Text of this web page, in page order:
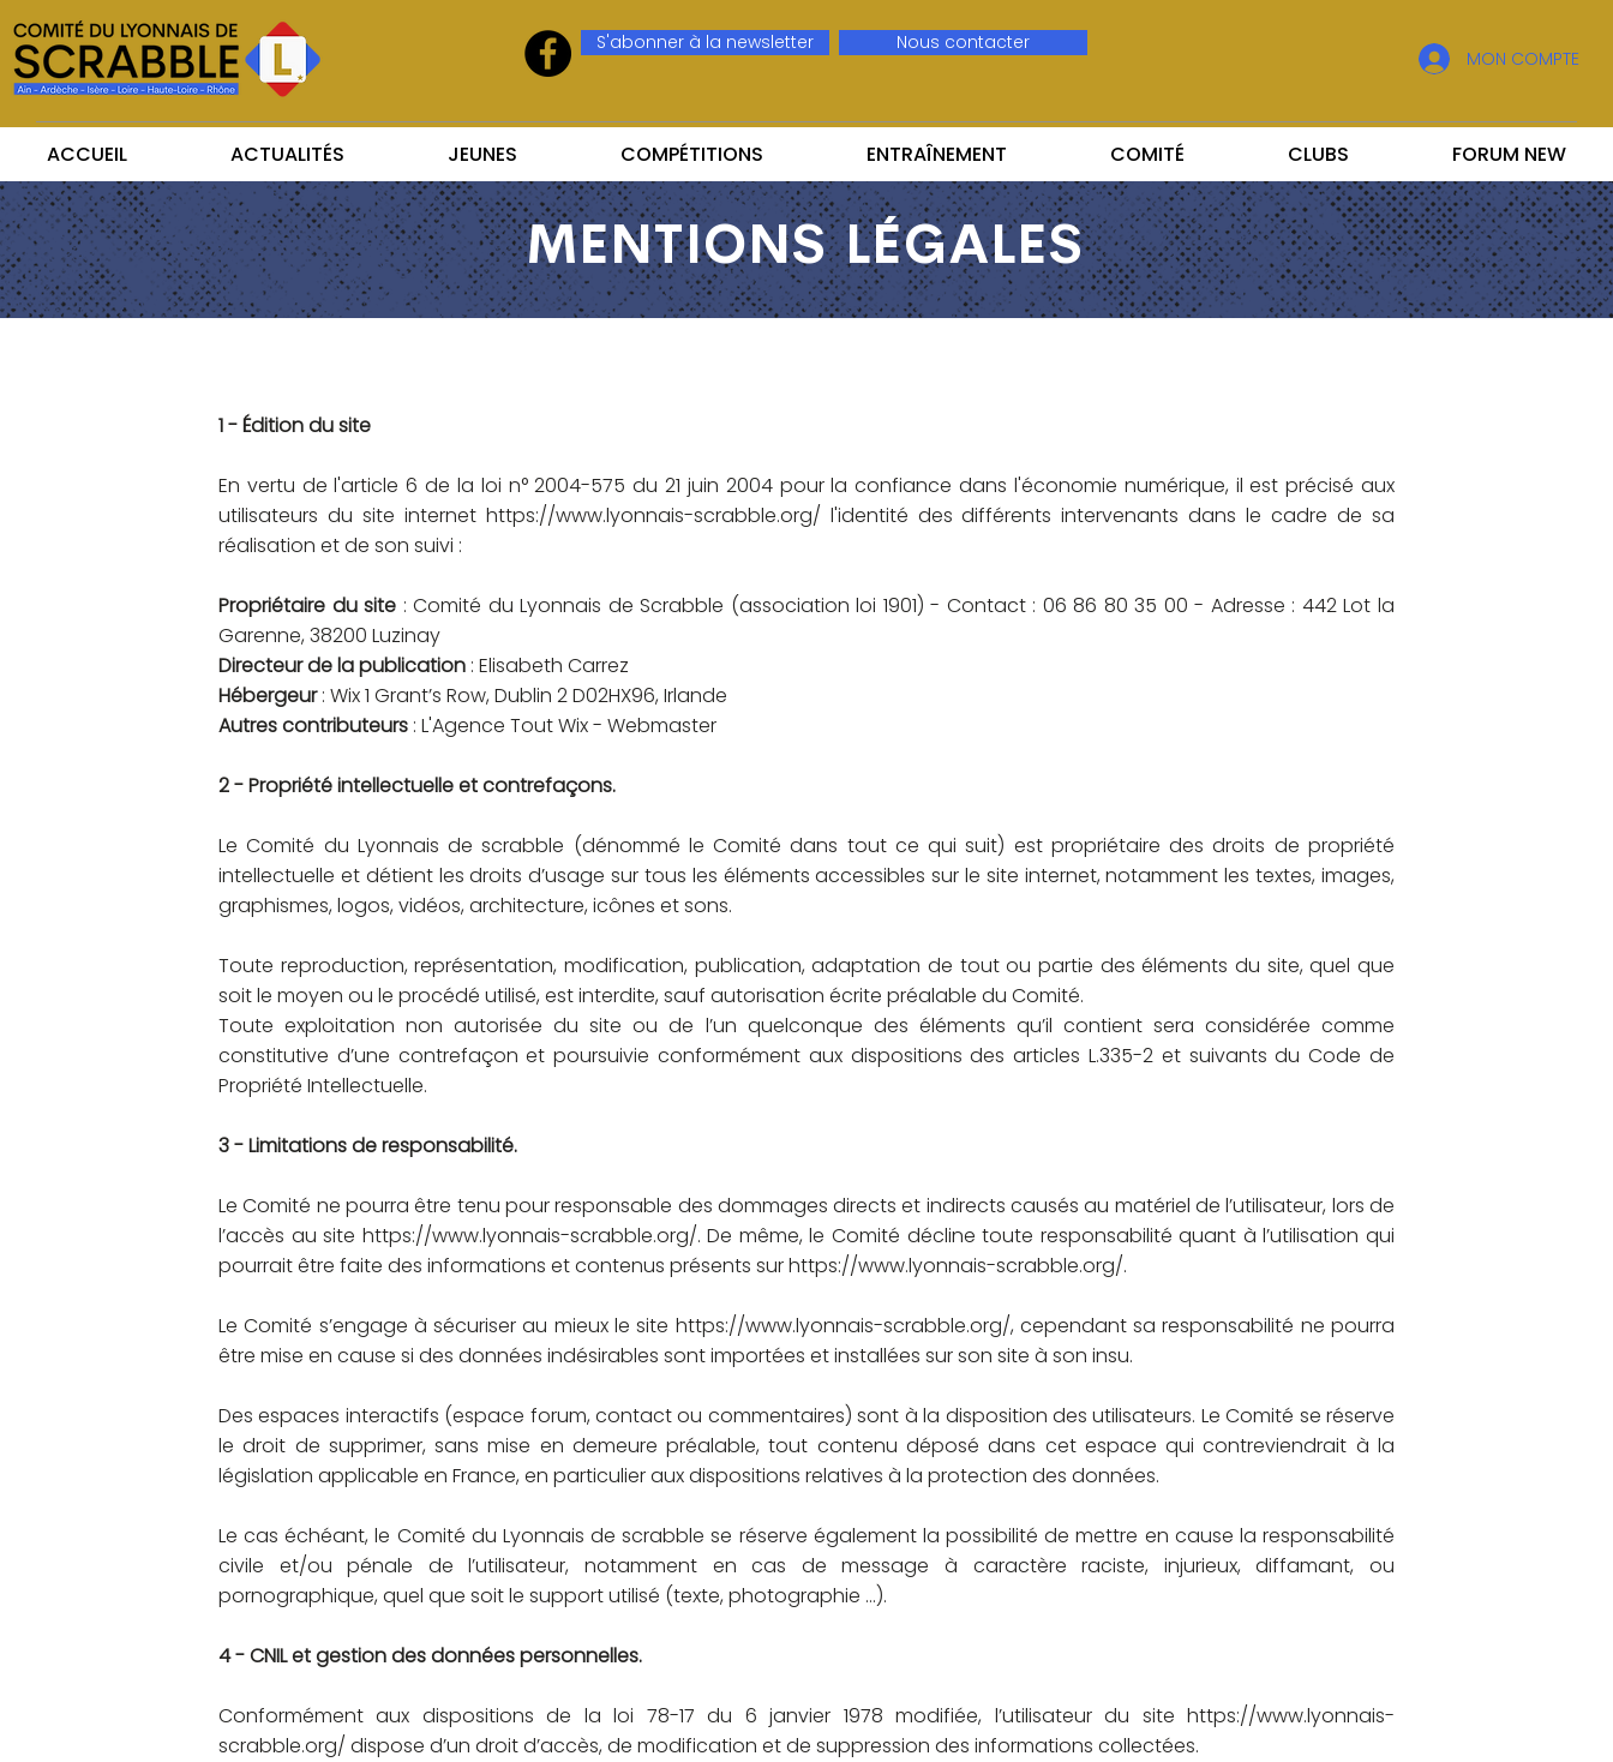
S'abonner à la newsletter Nous contacter
MON COMPTE
ACCUEIL ACTUALITÉS JEUNES COMPÉTITIONS ENTRAÎNEMENT COMITÉ CLUBS FORUM NEW
MENTIONS LÉGALES
1 - Édition du site
En vertu del'article 6 de la loi n° 2004-575 du 21 juin 2004pour la confiance dans l'économie numérique, il est précisé aux
utilisateurs du site internet https://www.lyonnais-scrabble.org/ l'identité des différents intervenants dans le cadre de sa
réalisation et de son suivi :
Propriétaire du site : Comité du Lyonnais de Scrabble (association loi 1901)- Contact : 06 86 80 35 00 - Adresse : 442 Lot la
Garenne, 38200 Luzinay
Directeur de la publication : Elisabeth Carrez
Hébergeur: Wix 1 Grant’s Row, Dublin 2 D02HX96, Irlande
Autres contributeurs : L'Agence Tout Wix - Webmaster
2 - Propriété intellectuelle et contrefaçons.
Le Comité du Lyonnais de scrabble (dénommé le Comité dans tout ce qui suit) est propriétaire des droits de propriété
intellectuelle et détient les droits d’usage sur tous les éléments accessibles sur le site internet, notamment les textes, images,
graphismes, logos, vidéos, architecture, icônes et sons.
Toute reproduction, représentation, modification, publication, adaptation de tout ou partie des éléments du site, quel que
soit le moyen ou le procédé utilisé, est interdite, sauf autorisation écrite préalable du Comité.
Toute exploitation non autorisée du site ou de l’un quelconque des éléments qu’il contient sera considérée comme
constitutive d’une contrefaçon et poursuivie conformément aux dispositions des articles L.335-2 et suivants du Code de
Propriété Intellectuelle.
3 - Limitations de responsabilité.
Le Comité ne pourra être tenu pour responsable des dommages directs et indirects causés au matériel de l’utilisateur, lors de
l’accès au site https://www.lyonnais-scrabble.org/. De même, le Comité décline toute responsabilité quant à l’utilisation qui
pourrait être faite des informations et contenus présents surhttps://www.lyonnais-scrabble.org/.
Le Comité s’engage à sécuriser au mieux le site https://www.lyonnais-scrabble.org/, cependant sa responsabilité ne pourra
être mise en cause si des données indésirables sont importées et installées sur son site à son insu.
Des espaces interactifs (espace forum, contact ou commentaires) sont à la disposition des utilisateurs. Le Comité se réserve
le droit de supprimer, sans mise en demeure préalable, tout contenu déposé dans cet espace qui contreviendrait à la
législation applicable en France, en particulier aux dispositions relatives à la protection des données.
Le cas échéant, le Comité du Lyonnais de scrabble se réserve également la possibilité de mettre en cause la responsabilité
civile et/ou pénale de l’utilisateur, notamment en cas de message à caractère raciste, injurieux, diffamant, ou
pornographique, quel que soit le support utilisé (texte, photographie …).
4 - CNIL et gestion des données personnelles.
Conformément aux dispositions de la loi 78-17 du 6 janvier 1978 modifiée, l’utilisateur du sitehttps://www.lyonnais-
scrabble.org/ dispose d’un droit d’accès, de modification et de suppression des informations collectées.